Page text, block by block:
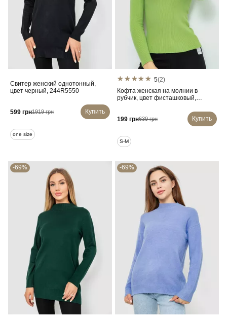
Свитер женский однотонный,
цвет черный, 244R5550
599 грн1919 грн Купить
one size
5(2)
Кофта женская на молнии в
рубчик, цвет фисташковый,
199 грн639 грн Купить
S-M
-69% -69%